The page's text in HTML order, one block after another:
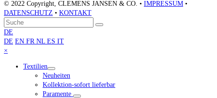
© 2022 Copyright, CLEMENS JANSEN & CO. • IMPRESSUM •
DATENSCHUTZ • KONTAKT
An
den
Anfang
scrollen
Suche
Senden
DE
DE EN FR NL ES IT
×
menu
Textilien
Neuheiten
Kollektion-sofort lieferbar
Paramente